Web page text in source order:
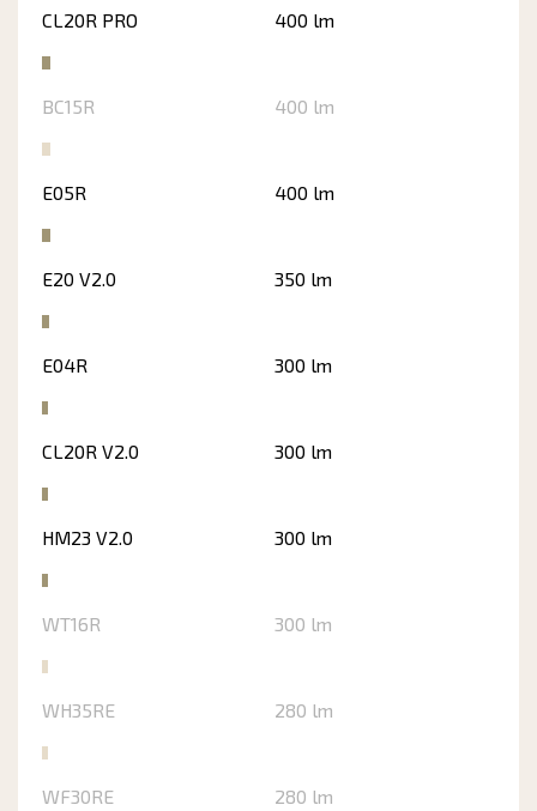
CL20R PRO 400 lm
BC15R 400 lm
E05R 400 lm
E20 V2.0 350 lm
E04R 300 lm
CL20R V2.0 300 lm
HM23 V2.0 300 lm
WT16R 300 lm
WH35RE 280 lm
WF30RE 280 lm